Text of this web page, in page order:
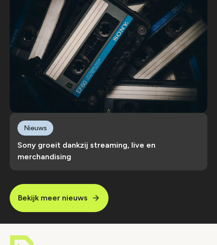
Sony groeit dankzij streaming, live en
merchandising
Nieuws
Bekijk meer nieuws